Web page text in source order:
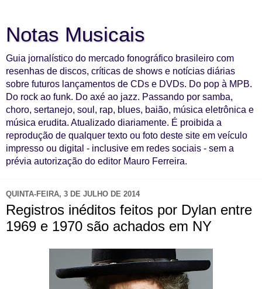
Notas Musicais
Guia jornalístico do mercado fonográfico brasileiro com
resenhas de discos, críticas de shows e notícias diárias
sobre futuros lançamentos de CDs e DVDs. Do pop à MPB.
Do rock ao funk. Do axé ao jazz. Passando por samba,
choro, sertanejo, soul, rap, blues, baião, música eletrônica e
música erudita. Atualizado diariamente. É proibida a
reprodução de qualquer texto ou foto deste site em veículo
impresso ou digital - inclusive em redes sociais - sem a
prévia autorização do editor Mauro Ferreira.
QUINTA-FEIRA, 3 DE JULHO DE 2014
Registros inéditos feitos por Dylan entre
1969 e 1970 são achados em NY